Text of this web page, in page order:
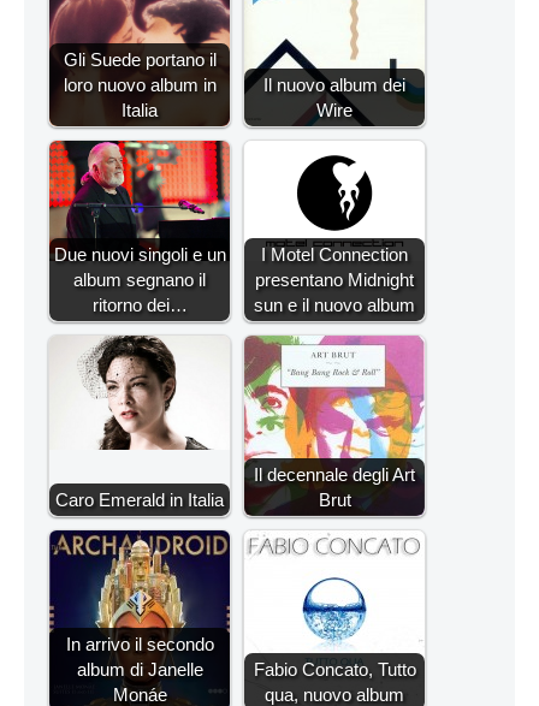
Gli Suede portano il
loro nuovo album in
Italia
Il nuovo album dei
Wire
Due nuovi singoli e un
album segnano il
ritorno dei…
I Motel Connection
presentano Midnight
sun e il nuovo album
Caro Emerald in Italia
Il decennale degli Art
Brut
In arrivo il secondo
album di Janelle
Monáe
Fabio Concato, Tutto
qua, nuovo album